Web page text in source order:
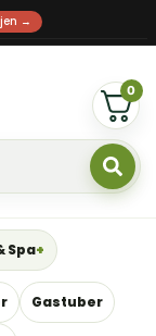
→
0
Spa
Gastuber